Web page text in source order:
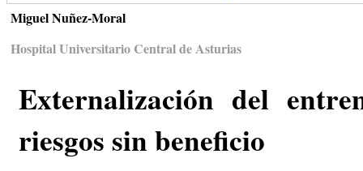
Miguel Nuñez-Moral
Hospital Universitario Central de Asturias
Externalización del
riesgos sin beneficio